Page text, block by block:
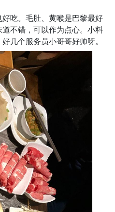
吃。毛肚、黄喉是巴黎最好
不错，可以作为点心。小料
几个服务员小哥哥好帅呀。